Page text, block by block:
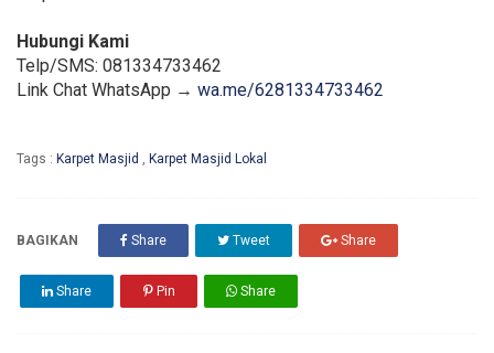
Hubungi Kami
Telp/SMS: 081334733462
Link Chat WhatsApp → wa.me/6281334733462
Tags : Karpet Masjid Karpet Masjid Lokal
BAGIKAN Share Tweet Share
Share Pin Share